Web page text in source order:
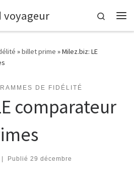
voyageur
Search
»billet prime »Milez.biz: LE
DE FIDÉLITÉ
comparateur
| Publié 29 décembre